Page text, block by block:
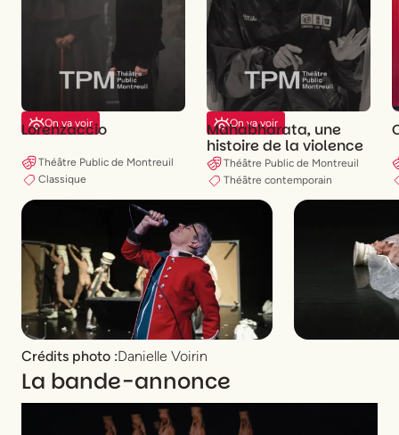
On va voir
Lorenzaccio
Théâtre Public de Montreuil
Classique
On va voir
Mahabharata, une
histoire de la violence
Théâtre Public de Montreuil
Théâtre contemporain
Crédits photo :Danielle Voirin
La bande-annonce